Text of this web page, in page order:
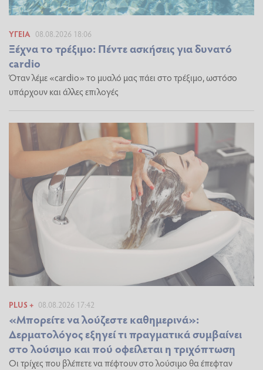
Ξέχνα το τρέξιμο: Πέντε ασκήσεις για δυνατό
cardio
Όταν λέμε «cardio» το μυαλό μας πάει στο τρέξιμο, ωστόσο
υπάρχουν και άλλες επιλογές
ΥΓΕΊΑ 08.08.2026 18:06
«Μπορείτε να λούζεστε καθημερινά»:
Δερματολόγος εξηγεί τι πραγματικά συμβαίνει
στο λούσιμο και πού οφείλεται η τριχόπτωση
Οι τρίχες που βλέπετε να πέφτουν στο λούσιμο θα έπεφταν
PLUS + 08.08.2026 17:42